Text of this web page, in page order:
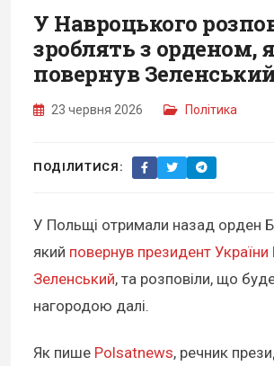
У Навроцького
зроблять з орденом,
повернув
23 червня 2026 Політика
ПОДІЛИТИСЯ:
У Польщі отримали назад орден
який повернув президент
Зеленський, та розповіли, що
нагородою далі.
Як пише Polsatnews, речник